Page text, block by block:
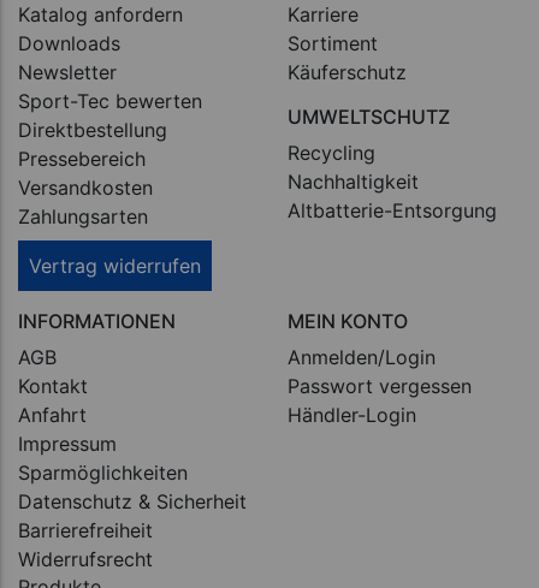
Katalog anfordern
Downloads
Newsletter
Sport-Tec bewerten
Direktbestellung
Pressebereich
Versandkosten
Zahlungsarten
Vertrag widerrufen
Karriere
Sortiment
Käuferschutz
UMWELTSCHUTZ
Recycling
Nachhaltigkeit
Altbatterie-Entsorgung
INFORMATIONEN
AGB
Kontakt
Anfahrt
Impressum
Sparmöglichkeiten
Datenschutz & Sicherheit
Barrierefreiheit
Widerrufsrecht
MEIN KONTO
Anmelden/Login
Passwort vergessen
Händler-Login